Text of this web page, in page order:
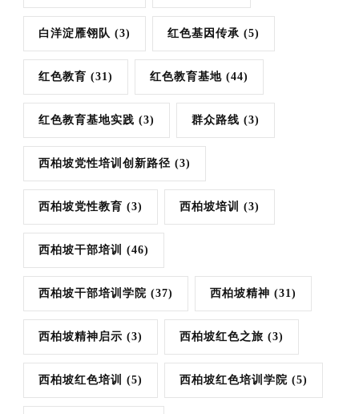
白洋淀雁翎队 (3) 红色基因传承 (5)
红色教育 (31) 红色教育基地 (44)
红色教育基地实践 (3) 群众路线 (3)
西柏坡党性培训创新路径 (3)
西柏坡党性教育 (3) 西柏坡培训 (3)
西柏坡干部培训 (46)
西柏坡干部培训学院 (37) 西柏坡精神 (31)
西柏坡精神启示 (3) 西柏坡红色之旅 (3)
西柏坡红色培训 (5) 西柏坡红色培训学院 (5)